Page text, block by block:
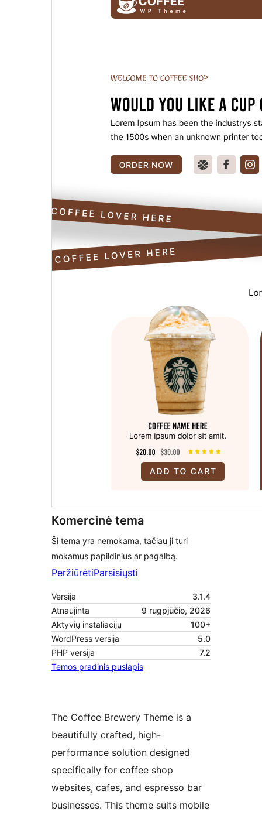
Komercinė tema
Ši tema yra nemokama, tačiau ji turi
mokamus papildinius ar pagalbą.
PeržiūrėtiParsisiųsti
Versija
3.1.4
Atnaujinta
9 rugpjūčio, 2026
Aktyvių instaliacijų
100+
WordPress versija
5.0
PHP versija
7.2
Temos pradinis puslapis
The Coffee Brewery Theme is a
beautifully crafted, high-
performance solution designed
specifically for coffee shop
websites, cafes, and espresso bar
businesses. This theme suits mobile